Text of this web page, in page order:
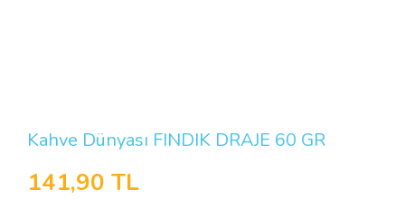
Kahve Dünyası FINDIK DRAJE 60 GR
141,90 TL